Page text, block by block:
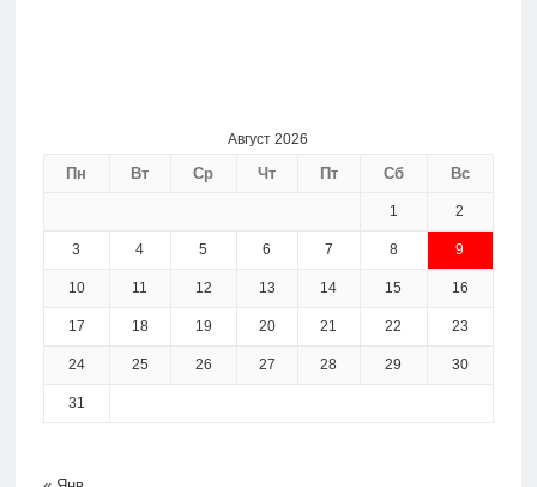
Август 2026
Пн Вт Ср Чт Пт Сб Вс
1 2
3 4 5 6 7 8 9
10 11 12 13 14 15 16
17 18 19 20 21 22 23
24 25 26 27 28 29 30
31